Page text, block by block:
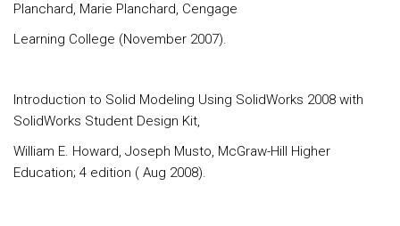
Planchard, Marie Planchard, Cengage
Learning College (November 2007).
Introduction to Solid Modeling Using SolidWorks 2008 with
SolidWorks Student Design Kit,
William E. Howard, Joseph Musto, McGraw-Hill Higher
Education; 4 edition ( Aug 2008).